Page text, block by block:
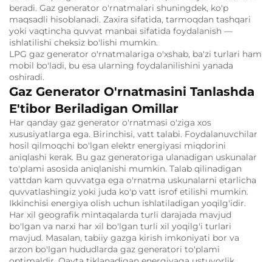
beradi. Gaz generator o'rnatmalari shuningdek, ko'p
maqsadli hisoblanadi. Zaxira sifatida, tarmoqdan tashqari
yoki vaqtincha quvvat manbai sifatida foydalanish —
ishlatilishi cheksiz bo'lishi mumkin.
LPG gaz generator o'rnatmalariga o'xshab, ba'zi turlari ham
mobil bo'ladi, bu esa ularning foydalanilishini yanada
oshiradi.
Gaz Generator O'rnatmasini Tanlashda
E'tibor Beriladigan Omillar
Har qanday gaz generator o'rnatmasi o'ziga xos
xususiyatlarga ega. Birinchisi, vatt talabi. Foydalanuvchilar
hosil qilmoqchi bo'lgan elektr energiyasi miqdorini
aniqlashi kerak. Bu gaz generatoriga ulanadigan uskunalar
to'plami asosida aniqlanishi mumkin. Talab qilinadigan
vattdan kam quvvatga ega o'rnatma uskunalarni etarlicha
quvvatlashingiz yoki juda ko'p vatt isrof etilishi mumkin.
Ikkinchisi energiya olish uchun ishlatiladigan yoqilg'idir.
Har xil geografik mintaqalarda turli darajada mavjud
bo'lgan va narxi har xil bo'lgan turli xil yoqilg'i turlari
mavjud. Masalan, tabiiy gazga kirish imkoniyati bor va
arzon bo'lgan hududlarda gaz generatori to'plami